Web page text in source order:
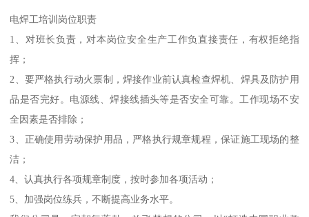
电焊工培训岗位职责
1、对班长负责，对本岗位安全生产工作负直接责任，有权拒绝指
挥；
2、要严格执行动火票制，焊接作业前认真检查焊机、焊具及防护用
品是否完好。电源线、焊接线插头等是否安全可靠。工作现场不安
全因素是否排除；
3、正确使用劳动保护用品，严格执行规章规程，保证施工现场的整
洁；
4、认真执行各项规章制度，按时参加各项活动；
5、加强岗位练兵，不断提高业务水平。